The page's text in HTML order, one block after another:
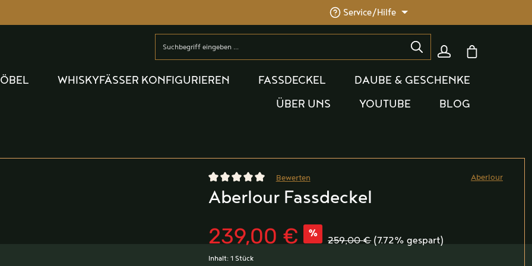
Service/Hilfe
Warenkorb
WHISKYFÄSSER KONFIGURIEREN FASSDECKEL
DAUBE & GESCHENKE
ÜBER UNS
YOUTUBE BLOG
Durchschnittliche Bewertung von 0 von 5 Sternen
Bewerten Aberlour
Aberlour Fassdeckel
239,00 € %
259,00 € (7.72% gespart)
Inhalt:1 Stück